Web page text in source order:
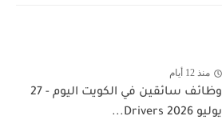
منذ 12 أيام
وظائف سائقين في الكويت اليوم - 27
يوليو 2026 Drivers...